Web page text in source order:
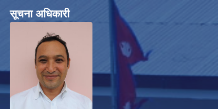
सूचना अधिकारी